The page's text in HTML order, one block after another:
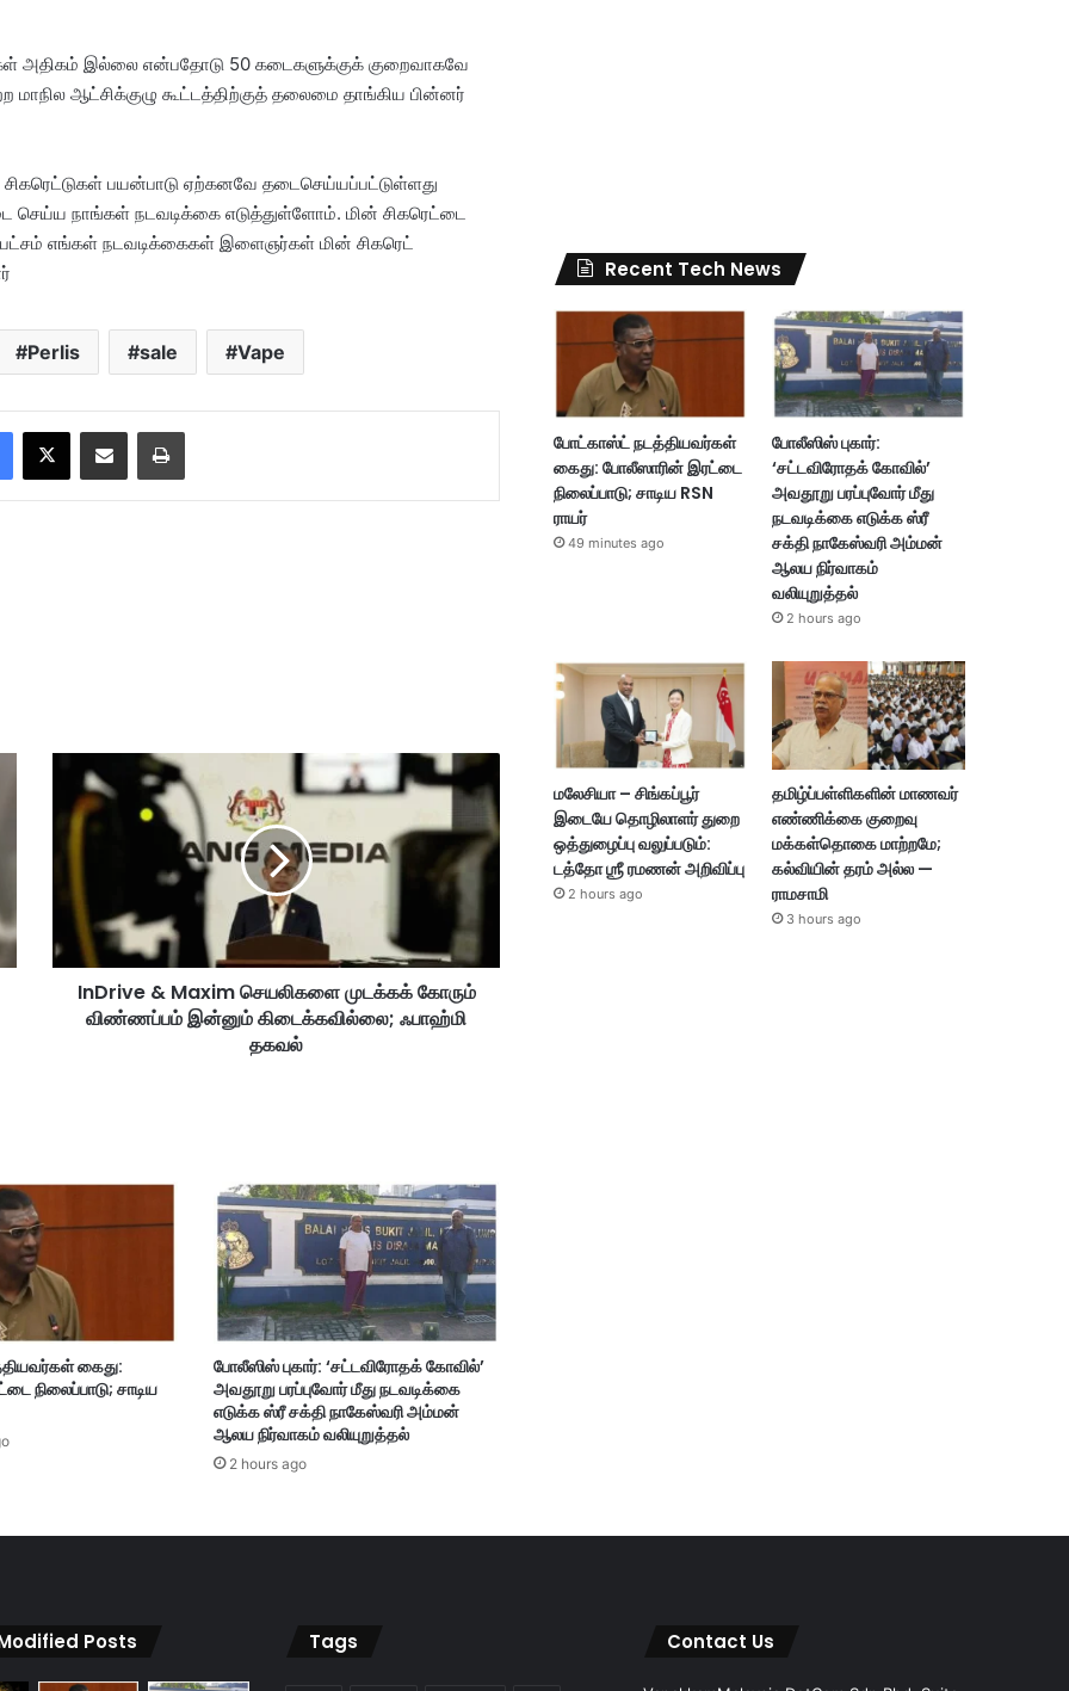
அதிகம் இல்லை என்பதோடு 50 கடைகளுக்குக் குறைவாகவே
ஆட்சிக்குழு கூட்டத்திற்குத் தலைமை தாங்கிய பின்னர்
பயன்பாடு ஏற்கனவே தடைசெய்யப்பட்டுள்ளது
நாங்கள் நடவடிக்கை எடுத்துள்ளோம். மின் சிகரெட்டை
எங்கள் நடவடிக்கைகள் இளைஞர்கள் மின் சிகரெட்
Perlis sale Vape
&
M
ளை
க
க்
கோ
ரு
ம்
ம்
ம்
InDrive & Maxim செயலிகளை முடக்கக் கோரும்
விண்ணப்பம் இன்னும் கிடைக்கவில்லை; ஃபாஹ்மி
தகவல்
கைது:
நிலைப்பாடு; சாடிய
போலீஸிஸ் புகார்: ‘சட்டவிரோதக் கோவில்’
அவதூறு பரப்புவோர் மீது நடவடிக்கை
எடுக்க ஸ்ரீ சக்தி நாகேஸ்வரி அம்மன்
ஆலய நிர்வாகம் வலியுறுத்தல்
2 hours ago
Recent Tech News
போட்காஸ்ட் நடத்தியவர்கள்
கைது: போலீஸாரின் இரட்டை
நிலைப்பாடு; சாடிய RSN
ராயர்
49 minutes ago
போலீஸிஸ் புகார்:
‘சட்டவிரோதக் கோவில்’
அவதூறு பரப்புவோர் மீது
நடவடிக்கை எடுக்க ஸ்ரீ
சக்தி நாகேஸ்வரி அம்மன்
ஆலய நிர்வாகம்
வலியுறுத்தல்
2 hours ago
மலேசியா – சிங்கப்பூர்
இடையே தொழிலாளர் துறை
ஒத்துழைப்பு வலுப்படும்:
டத்தோ ஶ்ரீ ரமணன் அறிவிப்பு
2 hours ago
தமிழ்ப்பள்ளிகளின் மாணவர்
எண்ணிக்கை குறைவு
மக்கள்தொகை மாற்றமே;
கல்வியின் தரம் அல்ல —
ராமசாமி
3 hours ago
Posts Tags Contact Us